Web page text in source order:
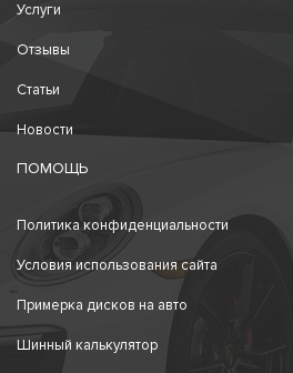
Услуги
Отзывы
Статьи
Новости
ПОМОЩЬ
Политика конфиденциальности
Условия использования сайта
Примерка дисков на авто
Шинный калькулятор